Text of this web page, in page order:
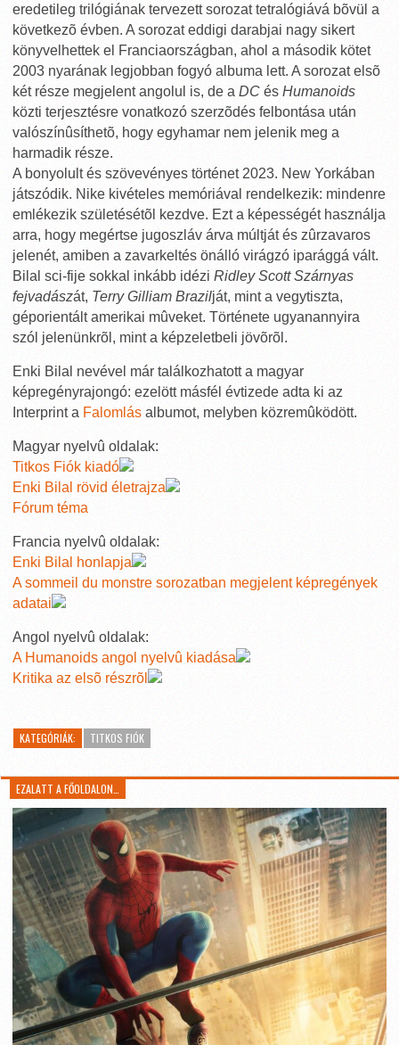
eredetileg trilógiának tervezett sorozat tetralógiává bõvül a
következõ évben. A sorozat eddigi darabjai nagy sikert
könyvelhettek el Franciaországban, ahol a második kötet
2003 nyarának legjobban fogyó albuma lett. A sorozat elsõ
két része megjelent angolul is, de a DC és Humanoids
közti terjesztésre vonatkozó szerzõdés felbontása után
valószínûsíthetõ, hogy egyhamar nem jelenik meg a
harmadik része.
A bonyolult és szövevényes történet 2023. New Yorkában
játszódik. Nike kivételes memóriával rendelkezik: mindenre
emlékezik születésétõl kezdve. Ezt a képességét használja
arra, hogy megértse jugoszláv árva múltját és zûrzavaros
jelenét, amiben a zavarkeltés önálló virágzó iparággá vált.
Bilal sci-fije sokkal inkább idézi Ridley Scott Szárnyas
fejvadászát, Terry Gilliam Brazilját, mint a vegytiszta,
géporientált amerikai mûveket. Története ugyanannyira
szól jelenünkrõl, mint a képzeletbeli jövõrõl.
Enki Bilal nevével már találkozhatott a magyar
képregényrajongó: ezelött másfél évtizede adta ki az
Interprint a Falomlás albumot, melyben közremûködött.
Magyar nyelvû oldalak:
Titkos Fiók kiadó
Enki Bilal rövid életrajza
Fórum téma
Francia nyelvû oldalak:
Enki Bilal honlapja
A sommeil du monstre sorozatban megjelent képregények
adatai
Angol nyelvû oldalak:
A Humanoids angol nyelvû kiadása
Kritika az elsõ részrõl
KATEGÓRIÁK: TITKOS FIÓK
EZALATT A FŐOLDALON…